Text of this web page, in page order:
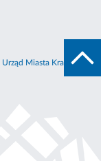
Urząd Miasta Krakowa